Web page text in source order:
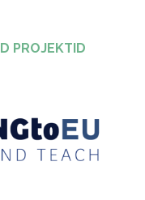
PROJEKTID